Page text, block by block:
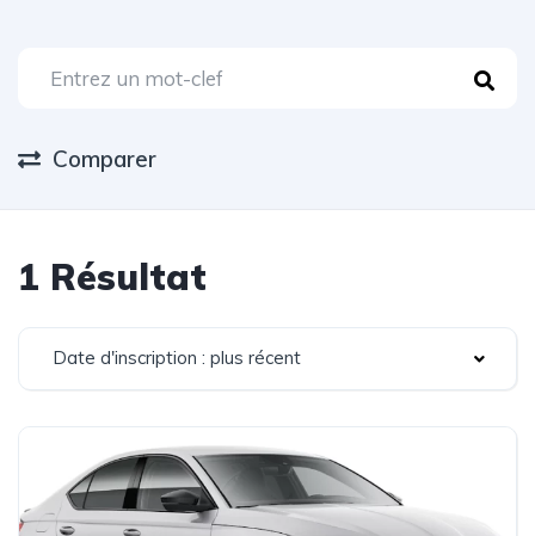
Comparer
1 Résultat
Date d'inscription : plus récent